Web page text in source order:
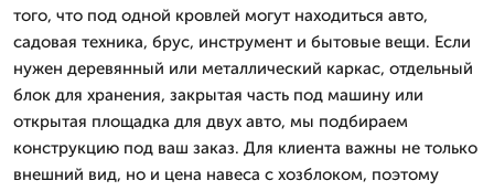
того, что под одной кровлей могут находиться авто,
садовая техника, брус, инструмент и бытовые вещи. Если
нужен деревянный или металлический каркас, отдельный
блок для хранения, закрытая часть под машину или
открытая площадка для двух авто, мы подбираем
конструкцию под ваш заказ. Для клиента важны не только
внешний вид, но и цена навеса с хозблоком, поэтому